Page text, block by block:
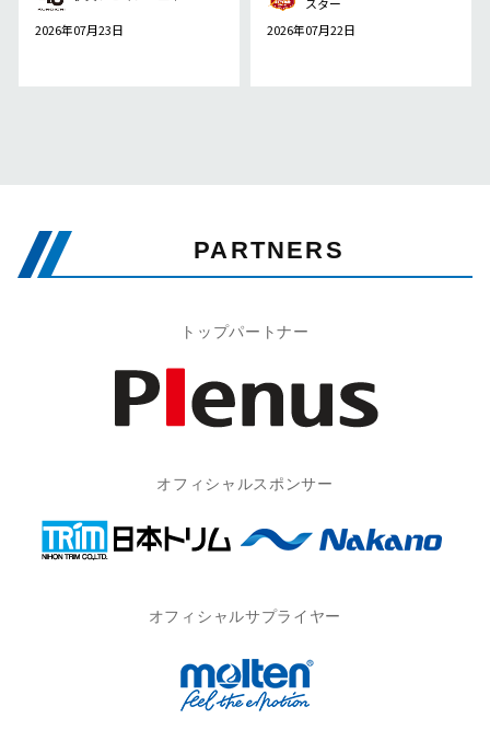
2026年07月23日
2026年07月22日
PARTNERS
トップパートナー
オフィシャルスポンサー
オフィシャルサプライヤー